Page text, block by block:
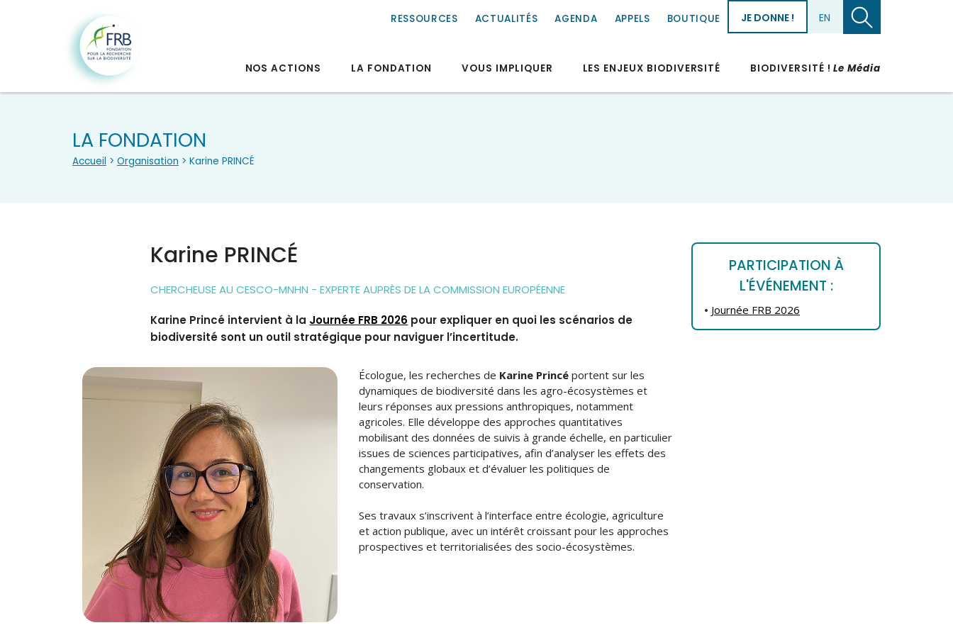
RESSOURCES ACTUALITÉS AGENDA APPELS BOUTIQUE JE DONNE ! EN
NOS ACTIONS LA FONDATION VOUS IMPLIQUER LES ENJEUX BIODIVERSITÉ BIODIVERSITÉ !Le Média
LA FONDATION
Accueil > Organisation > Karine PRINCÉ
Karine PRINCÉ
CHERCHEUSE AU CESCO-MNHN - EXPERTE AUPRÈS DE LA COMMISSION EUROPÉENNE
Karine Princé intervient à la Journée FRB 2026 pour expliquer en quoi les scénarios de
biodiversité sont un outil stratégique pour naviguer l’incertitude.
Écologue, les recherches de Karine Princé portent sur les
dynamiques de biodiversité dans les agro-écosystèmes et
leurs réponses aux pressions anthropiques, notamment
agricoles. Elle développe des approches quantitatives
mobilisant des données de suivis à grande échelle, en particulier
issues de sciences participatives, afin d’analyser les effets des
changements globaux et d’évaluer les politiques de
conservation.
Ses travaux s’inscrivent à l’interface entre écologie, agriculture
et action publique, avec un intérêt croissant pour les approches
prospectives et territorialisées des socio-écosystèmes.
PARTICIPATION À
L'ÉVÉNEMENT :
• Journée FRB 2026